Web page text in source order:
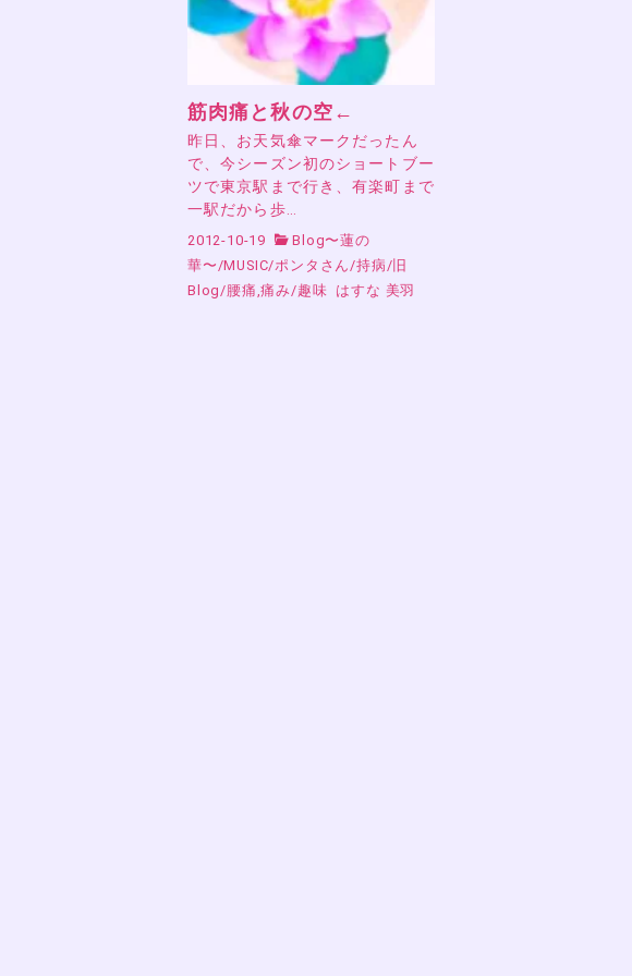
筋肉痛と秋の空←
昨日、お天気傘マークだったん
で、今シーズン初のショートブー
ツで東京駅まで行き、有楽町まで
一駅だから歩…
2012-10-19
Blog〜蓮の
華〜/MUSIC/ポンタさん/持病/ 旧
Blog/腰痛,痛み/趣味 はすな 美羽